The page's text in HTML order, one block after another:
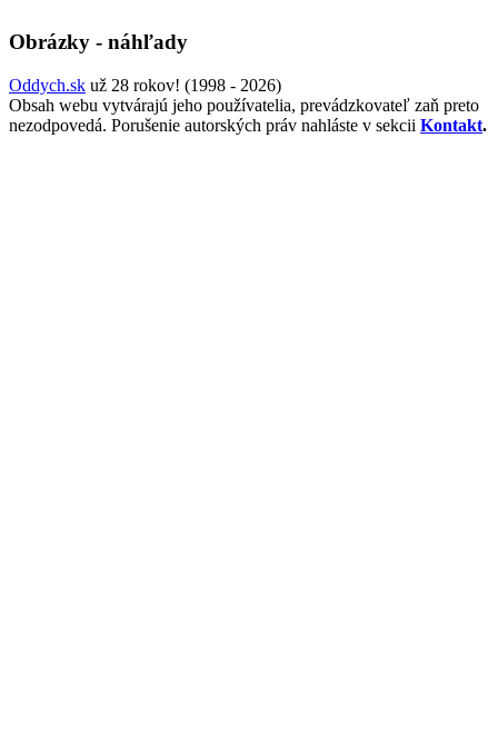
Obrázky - náhľady
Oddych.sk už 28 rokov! (1998 - 2026)
Obsah webu vytvárajú jeho používatelia, prevádzkovateľ zaň preto
nezodpovedá. Porušenie autorských práv nahláste v sekcii Kontakt.